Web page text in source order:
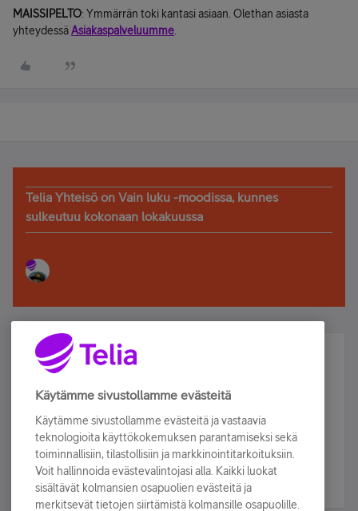
MAISSIPELTO: Ymmärrän toki kantasi asiaan. Olethan asiasta
yhteydessäAsiakaspalveluumme
Telia Yhteisö on Vain luku -moodissa, kunnes
sulkeutuu kokonaan lokakuussa
Älä jää paitsi – osallistu ja voita!
Tilaa Telian uutiskirje ja olet mukana arvonnassa.
sähköpostiisi.
Tilaa nyt
Käytämme sivustollamme evästeitä
Käytämme sivustollamme evästeitä ja vastaavia
teknologioita käyttökokemuksen parantamiseksi sekä
toiminnallisiin, tilastollisiin ja markkinointitarkoituksiin.
Voit hallinnoida evästevalintojasi alla. Kaikki luokat
sisältävät kolmansien osapuolien evästeitä ja
merkitsevät tietojen siirtämistä kolmansille osapuolille.